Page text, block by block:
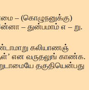
– (கொழுநனுக்கு)
– துன்பமாம் எ – று.
கலியாணஞ்
என வருதலுங் காண்க.
தகுதியென்பது